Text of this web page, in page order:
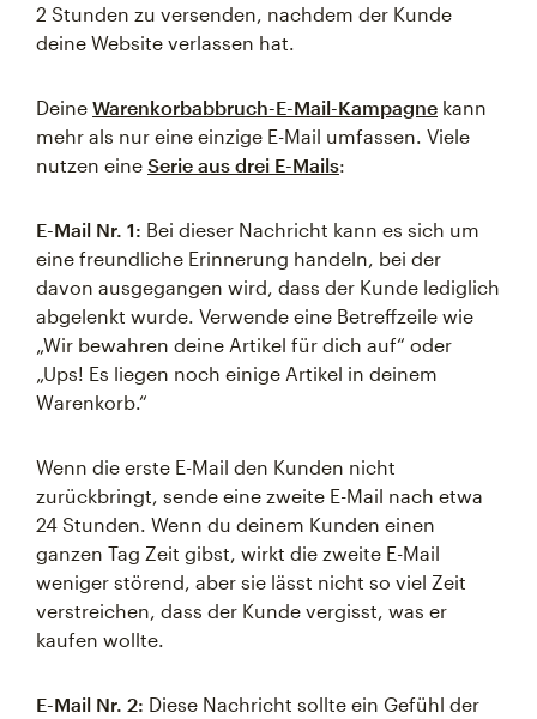
2 Stunden zu versenden, nachdem der Kunde
deine Website verlassen hat.
Deine Warenkorbabbruch-E-Mail-Kampagne kann
mehr als nur eine einzige E-Mail umfassen. Viele
nutzen eine Serie aus drei E-Mails:
E-Mail Nr. 1: Bei dieser Nachricht kann es sich um
eine freundliche Erinnerung handeln, bei der
davon ausgegangen wird, dass der Kunde lediglich
abgelenkt wurde. Verwende eine Betreffzeile wie
„Wir bewahren deine Artikel für dich auf“ oder
„Ups! Es liegen noch einige Artikel in deinem
Warenkorb.“
Wenn die erste E-Mail den Kunden nicht
zurückbringt, sende eine zweite E-Mail nach etwa
24 Stunden. Wenn du deinem Kunden einen
ganzen Tag Zeit gibst, wirkt die zweite E-Mail
weniger störend, aber sie lässt nicht so viel Zeit
verstreichen, dass der Kunde vergisst, was er
kaufen wollte.
E-Mail Nr. 2: Diese Nachricht sollte ein Gefühl der